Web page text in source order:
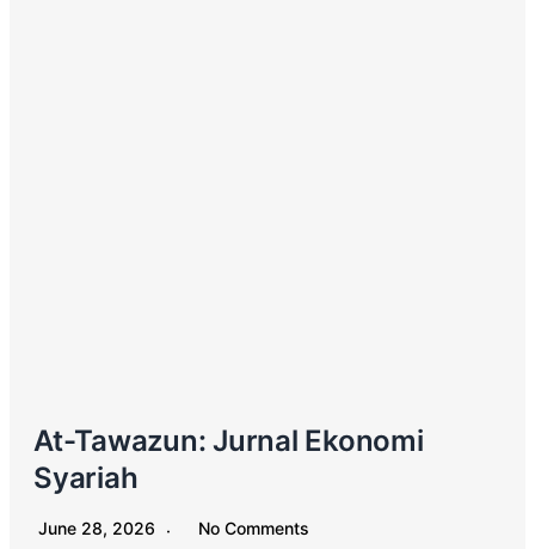
At-Tawazun: Jurnal Ekonomi
Syariah
June 28, 2026 No Comments